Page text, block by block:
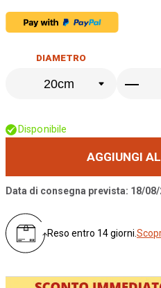
DIAMETRO
AGGIUNGI
Disponibile
Data di consegna prevista: 18/
Reso entro 14 giorni.